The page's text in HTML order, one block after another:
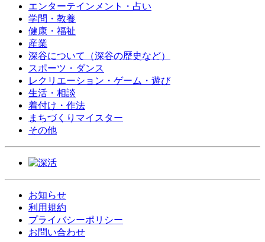
エンターテインメント・占い
学問・教養
健康・福祉
産業
深谷について（深谷の歴史など）
スポーツ・ダンス
レクリエーション・ゲーム・遊び
生活・相談
着付け・作法
まちづくりマイスター
その他
お知らせ
利用規約
プライバシーポリシー
お問い合わせ